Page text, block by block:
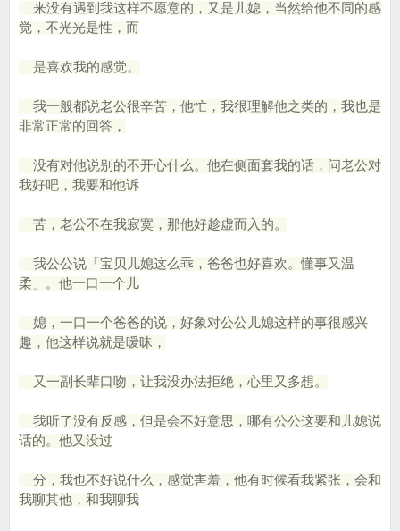
来没有遇到我这样不愿意的，又是儿媳，当然给他不同的感
觉，不光光是性，而
是喜欢我的感觉。
我一般都说老公很辛苦，他忙，我很理解他之类的，我也是
非常正常的回答，
没有对他说别的不开心什么。他在侧面套我的话，问老公对
我好吧，我要和他诉
苦，老公不在我寂寞，那他好趁虚而入的。
我公公说「宝贝儿媳这么乖，爸爸也好喜欢。懂事又温
柔」。他一口一个儿
媳，一口一个爸爸的说，好象对公公儿媳这样的事很感兴
趣，他这样说就是暧昧，
又一副长辈口吻，让我没办法拒绝，心里又多想。
我听了没有反感，但是会不好意思，哪有公公这要和儿媳说
话的。他又没过
分，我也不好说什么，感觉害羞，他有时候看我紧张，会和
我聊其他，和我聊我